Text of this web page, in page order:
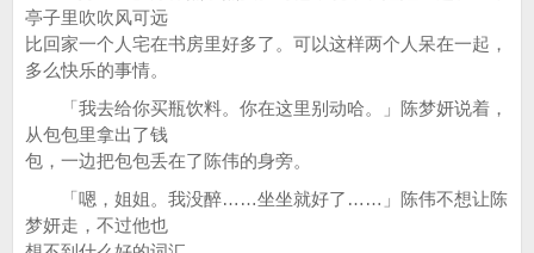
亭子里吹吹风可远
比回家一个人宅在书房里好多了。可以这样两个人呆在一起，
多么快乐的事情。
「我去给你买瓶饮料。你在这里别动哈。」陈梦妍说着，
从包包里拿出了钱
包，一边把包包丢在了陈伟的身旁。
「嗯，姐姐。我没醉……坐坐就好了……」陈伟不想让陈
梦妍走，不过他也